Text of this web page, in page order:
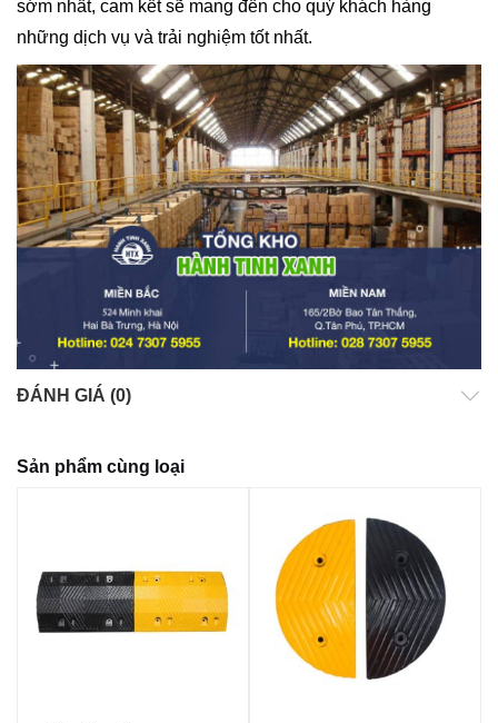
sớm nhất, cam kết sẽ mang đến cho quý khách hàng
những dịch vụ và trải nghiệm tốt nhất.
ĐÁNH GIÁ (0)
Sản phẩm cùng loại